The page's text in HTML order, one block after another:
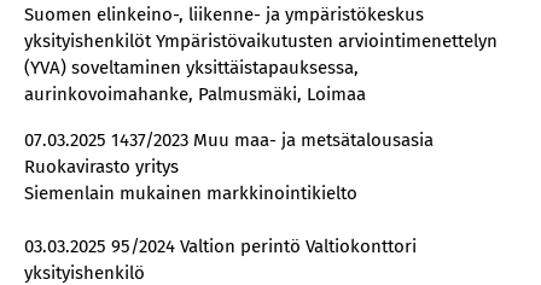
Suomen elinkeino-, liikenne- ja ympäristökeskus
yksityishenkilöt Ympäristövaikutusten arviointimenettelyn
(YVA) soveltaminen yksittäistapauksessa,
aurinkovoimahanke, Palmusmäki, Loimaa
07.03.2025 1437/2023 Muu maa- ja metsätalousasia
Ruokavirasto yritys
Siemenlain mukainen markkinointikielto
03.03.2025 95/2024 Valtion perintö Valtiokonttori
yksityishenkilö